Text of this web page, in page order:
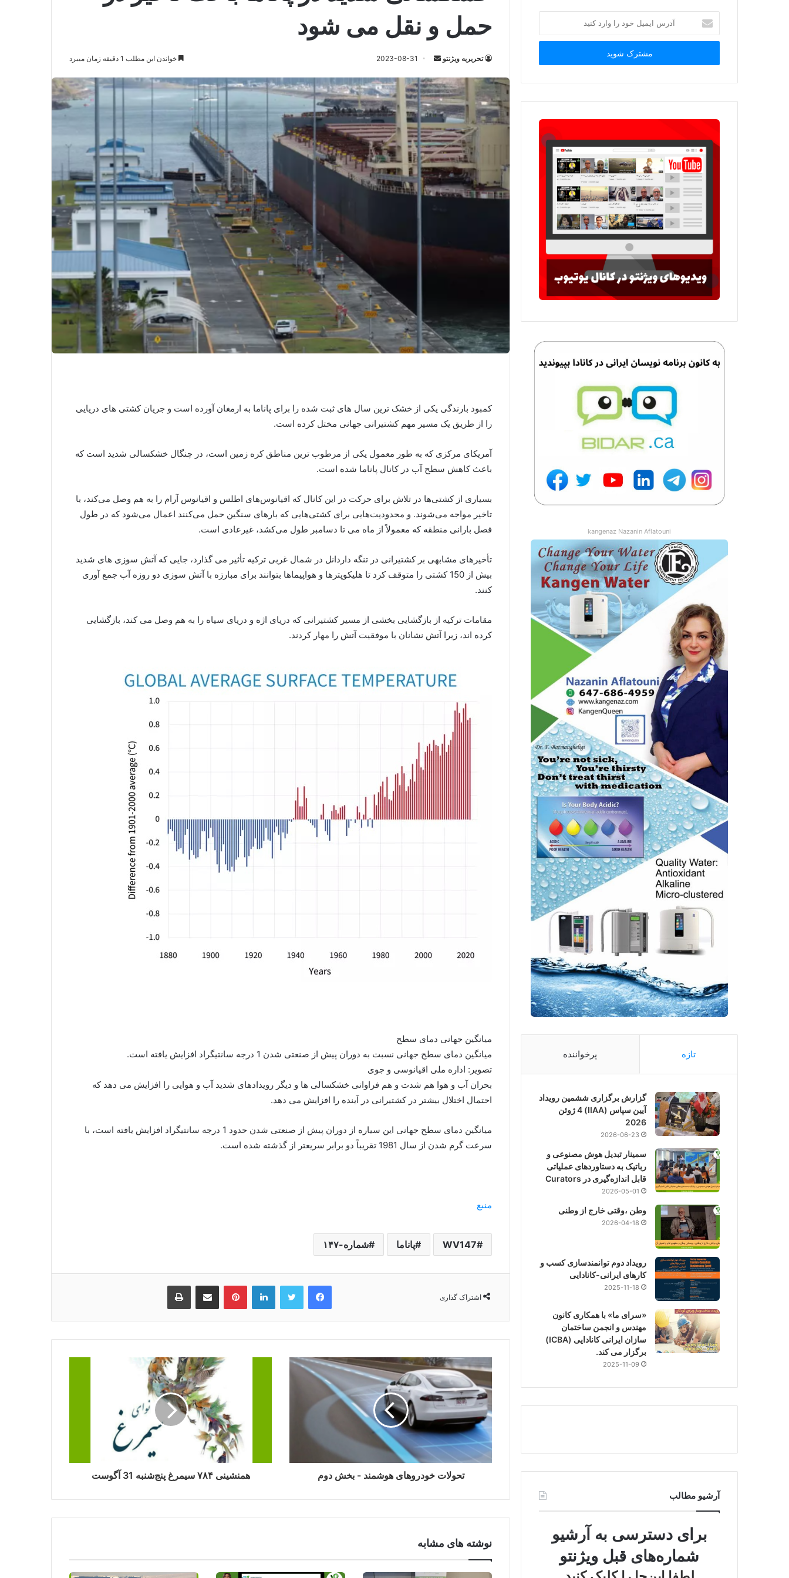
حمل و نقل می شود
تحریریه ویژنتو
ارسال2023-08-31 خواندن این مطلب 1 دقیقه زمان میبرد
کمبود بارندگی یکی از خشک ترین سال های ثبت شده را برای پاناما به ارمغان آورده است و جریان کشتی های دریایی
را از طریق یک مسیر مهم کشتیرانی جهانی مختل کرده است.
آمریکای مرکزی که به طور معمول یکی از مرطوب ترین مناطق کره زمین است، در چنگال خشکسالی شدید است که
باعث کاهش سطح آب در کانال پاناما شده است.
بسیاری از کشتی‌ها در تلاش برای حرکت در این کانال که اقیانوس‌های اطلس و اقیانوس آرام را به هم وصل می‌کند، با
تاخیر مواجه می‌شوند. و محدودیت‌هایی برای کشتی‌هایی که بارهای سنگین حمل می‌کنند اعمال می‌شود که در طول
فصل بارانی منطقه که معمولاً از ماه می تا دسامبر طول می‌کشد، غیرعادی است.
تأخیرهای مشابهی بر کشتیرانی در تنگه داردانل در شمال غربی ترکیه تأثیر می گذارد، جایی که آتش سوزی های شدید
بیش از 150 کشتی را متوقف کرد تا هلیکوپترها و هواپیماها بتوانند برای مبارزه با آتش سوزی دو روزه آب جمع آوری
کنند.
مقامات ترکیه از بازگشایی بخشی از مسیر کشتیرانی که دریای اژه و دریای سیاه را به هم وصل می کند، بازگشایی
کرده اند، زیرا آتش نشانان با موفقیت آتش را مهار کردند.
میانگین جهانی دمای سطح
میانگین دمای سطح جهانی نسبت به دوران پیش از صنعتی شدن 1 درجه سانتیگراد افزایش یافته است.
تصویر: اداره ملی اقیانوسی و جوی
بحران آب و هوا هم شدت و هم فراوانی خشکسالی ها و دیگر رویدادهای شدید آب و هوایی را افزایش می دهد که
احتمال اختلال بیشتر در کشتیرانی در آینده را افزایش می دهد.
میانگین دمای سطح جهانی این سیاره از دوران پیش از صنعتی شدن حدود 1 درجه سانتیگراد افزایش یافته است، با
سرعت گرم شدن از سال 1981 تقریباً دو برابر سریعتر از گذشته شده است.
منبع
WV147 پاناما شماره-۱۴۷
اشتراک گذاری
فیس بوک توییتر لینکدین ‫پین‌ترستاشتراک گذاری از طریق ایمیل چاپ
تحولات خودروهای هوشمند - بخش دوم همنشینی ۷۸۴ سیمرغ پنج‌شنبه 31 آگوست
نوشته های مشابه
ایمیل
خود
وارد
kangenaz Nazanin Aflatouni
تازه پرخواننده
گزارش برگزاری ششمین رویداد
آیین سپاس (IIAA) 4 ژوئن
2026
2026-06-23
سمینار تبدیل هوش مصنوعی و
رباتیک به دستاوردهای عملیاتی
قابل اندازه‌گیری در Curators
2026-05-01
وطن ،وقتی خارج از وطنی
2026-04-18
رویداد دوم توانمندسازی کسب و
کارهای ایرانی-کانادایی
2025-11-18
«سرای ما» با همکاری کانون
مهندس و انجمن ساختمان
سازان ایرانی کانادایی (ICBA)
برگزار می کند.
2025-11-09
آرشیو مطالب
برای دسترسی به آرشیو
شماره‌های قبل ویژنتو